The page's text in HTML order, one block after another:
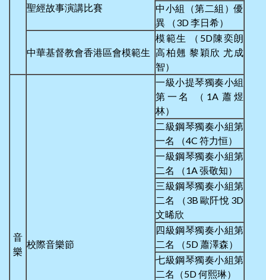
聖經故事演講比賽
中小組（第二組）優
異 （3D 李日希）
中華基督教會香港區會模範生
模範生 （5D陳奕朗
高柏翹 黎穎欣 尤成
智）
音
樂
校際音樂節
一級小提琴獨奏小組
第一名 （1A 蕭煜
林）
二級鋼琴獨奏小組第
一名 （4C 符力恒）
一級鋼琴獨奏小組第
二名 （1A 張敬知）
三級鋼琴獨奏小組第
二名 （3B 歐阡悅 3D
文晞欣
四級鋼琴獨奏小組第
二名 （5D 蕭澤森）
七級鋼琴獨奏小組第
二名（5D 何熙琳）